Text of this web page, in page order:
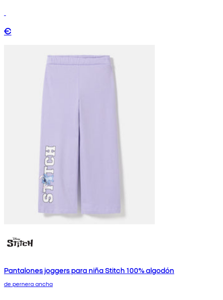
€
Pantalones joggers para niña Stitch 100% algodón
de pernera ancha